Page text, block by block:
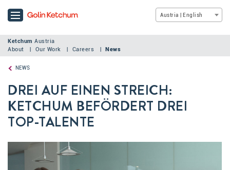
Austria | English
Ketchum Austria
About
Our Work Careers News
NEWS
DREI AUF EINEN STREICH:
KETCHUM BEFÖRDERT DREI
TOP-TALENTE